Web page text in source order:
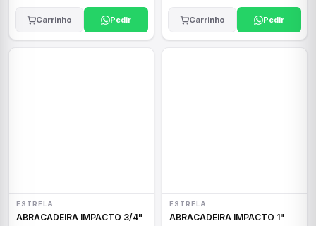
Carrinho Pedir Carrinho Pedir
ESTRELA
ABRACADEIRA IMPACTO 3/4"
ESTRELA
ABRACADEIRA IMPACTO 1"